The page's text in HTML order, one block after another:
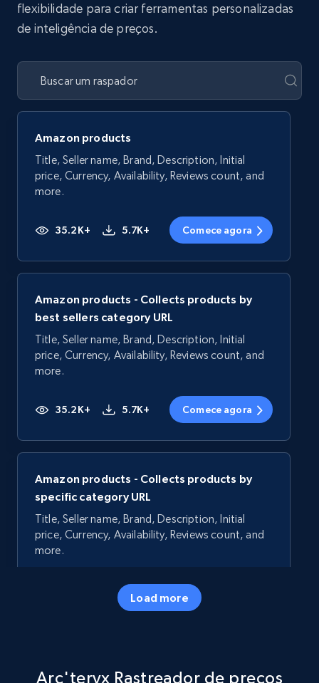
flexibilidade para criar ferramentas personalizadas
de inteligência de preços.
Amazon products
Title, Seller name, Brand, Description, Initial
price, Currency, Availability, Reviews count, and
more.
35.2K+ 5.7K+ Comece agora
Amazon products - Collects products by
best sellers category URL
Title, Seller name, Brand, Description, Initial
price, Currency, Availability, Reviews count, and
more.
35.2K+ 5.7K+ Comece agora
Amazon products - Collects products by
specific category URL
Title, Seller name, Brand, Description, Initial
price, Currency, Availability, Reviews count, and
more.
5.7K+ Comece agora
specific keywords
Load more
Arc'teryx Rastreador de preços